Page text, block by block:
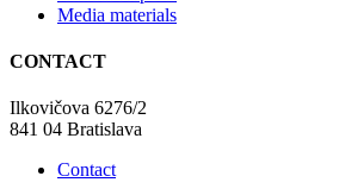
Media materials
CONTACT
Ilkovičova 6276/2
841 04 Bratislava
Contact